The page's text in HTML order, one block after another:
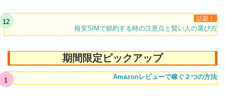
話題！
格安SIMで節約する時の注意点と賢い人の選び方
期間限定ピックアップ
Amazonレビューで稼ぐ２つの方法